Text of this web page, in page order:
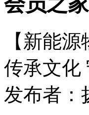
【新能
传承文化
发布者：